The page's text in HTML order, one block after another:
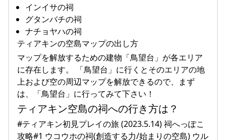
インイサの祠
グタンバチの祠
ナチョヤハの祠
ティアキンの空島マップの出し方
マップを解放するための建物「鳥望台」が各エリア
に存在します。 「鳥望台」に行くとそのエリアの地
上および空の周辺マップを解放できるので、まず
は、「鳥望台」に行ってみて下さい！
ティアキン空島の祠への行き方は？
#ティアキン初見プレイの旅 (2023.5.14) 祠へっぽこ
攻略#1 ウコウホの祠(創造する力/始まりの空島) ウル